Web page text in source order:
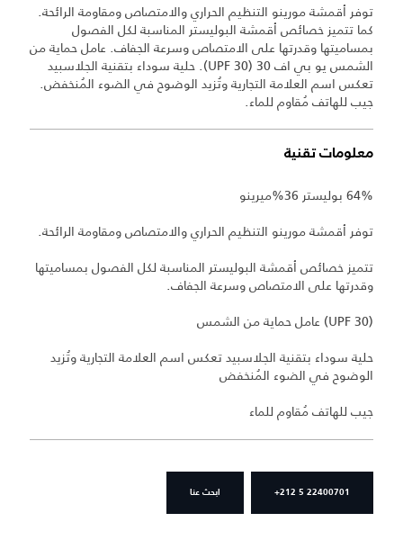
توفر أقمشة مورينو التنظيم الحراري والامتصاص ومقاومة الرائحة.
كما تتميز خصائص أقمشة البوليستر المناسبة لكل الفصول
بمساميتها وقدرتها على الامتصاص وسرعة الجفاف. عامل حماية من
الشمس يو بي اف 30 (UPF 30). حلية سوداء بتقنية الجلاسبيد
تعكس اسم العلامة التجارية وتُزيد الوضوح في الضوء المُنخفض.
جيب للهاتف مُقاوم للماء.
معلومات تقنية
64% بوليستر 36%ميرينو
توفر أقمشة مورينو التنظيم الحراري والامتصاص ومقاومة الرائحة.
تتميز خصائص أقمشة البوليستر المناسبة لكل الفصول بمساميتها
وقدرتها على الامتصاص وسرعة الجفاف.
(UPF 30) عامل حماية من الشمس
حلية سوداء بتقنية الجلاسبيد تعكس اسم العلامة التجارية وتُزيد
الوضوح في الضوء المُنخفض
جيب للهاتف مُقاوم للماء
+212 5 22400701 ابحث عنا